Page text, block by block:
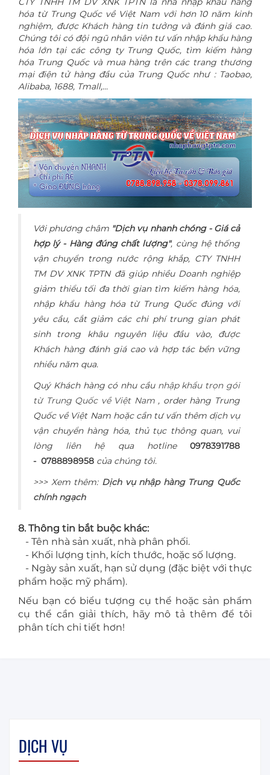
hóa từ Trung Quốc về Việt Nam với hơn 10 năm kinh
nghiệm, được Khách hàng tin tưởng và đánh giá cao.
Chúng tôi có đội ngũ nhân viên tư vấn nhập khẩu hàng
hóa lớn tại các công ty Trung Quốc, tìm kiếm hàng
hóa Trung Quốc và mua hàng trên các trang thương
mại điện tử hàng đầu của Trung Quốc như : Taobao,
Alibaba, 1688, Tmall,...
Với phương châm "Dịch vụ nhanh chóng - Giá cả
hợp lý - Hàng đúng chất lượng", cùng hệ thống
vận chuyển trong nước rộng khắp, CTY TNHH
TM DV XNK TPTN đã giúp nhiều Doanh nghiệp
giảm thiểu tối đa thời gian tìm kiếm hàng hóa,
nhập khẩu hàng hóa từ Trung Quốc đúng với
yêu cầu, cắt giảm các chi phí trung gian phát
sinh trong khâu nguyên liệu đầu vào, được
Khách hàng đánh giá cao và hợp tác bền vững
nhiều năm qua.
Quý Khách hàng có nhu cầu nhập khẩu trọn gói
từ Trung Quốc về Việt Nam, order hàng Trung
Quốc về Việt Nam hoặc cần tư vấn thêm dịch vụ
vận chuyển hàng hóa, thủ tục thông quan, vui
lòng liên hệ qua hotline
0978391788
- 0788898958 của chúng tôi.
>>> Xem thêm: Dịch vụ nhập hàng Trung Quốc
chính ngạch
8. Thông tin bắt buộc khác:
- Tên nhà sản xuất, nhà phân phối.
- Khối lượng tịnh, kích thước, hoặc số lượng.
- Ngày sản xuất, hạn sử dụng (đặc biệt với thực
phẩm hoặc mỹ phẩm).
Nếu bạn có biểu tượng cụ thể hoặc sản phẩm
cụ thể cần giải thích, hãy mô tả thêm để tôi
phân tích chi tiết hơn!
DỊCH VỤ